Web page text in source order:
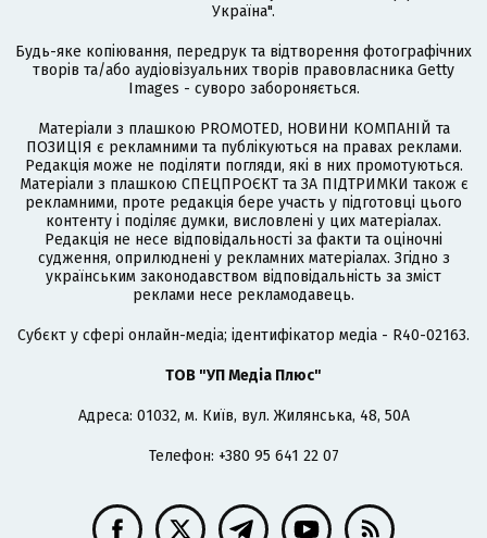
Україна".
Будь-яке копіювання, передрук та відтворення фотографічних
творів та/або аудіовізуальних творів правовласника Getty
Images - суворо забороняється.
Матеріали з плашкою PROMOTED, НОВИНИ КОМПАНІЙ та
ПОЗИЦІЯ є рекламними та публікуються на правах реклами.
Редакція може не поділяти погляди, які в них промотуються.
Матеріали з плашкою СПЕЦПРОЄКТ та ЗА ПІДТРИМКИ також є
рекламними, проте редакція бере участь у підготовці цього
контенту і поділяє думки, висловлені у цих матеріалах.
Редакція не несе відповідальності за факти та оціночні
судження, оприлюднені у рекламних матеріалах. Згідно з
українським законодавством відповідальність за зміст
реклами несе рекламодавець.
Cубєкт у сфері онлайн-медіа; ідентифікатор медіа - R40-02163.
ТОВ "УП Медіа Плюс"
Адреса: 01032, м. Київ, вул. Жилянська, 48, 50А
Телефон: +380 95 641 22 07